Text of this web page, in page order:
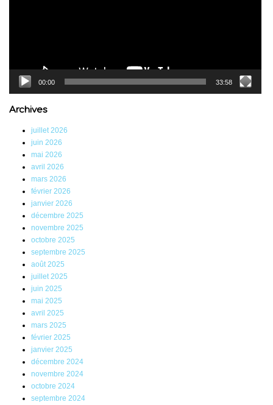
00:00 33:58
Archives
juillet 2026
juin 2026
mai 2026
avril 2026
mars 2026
février 2026
janvier 2026
décembre 2025
novembre 2025
octobre 2025
septembre 2025
août 2025
juillet 2025
juin 2025
mai 2025
avril 2025
mars 2025
février 2025
janvier 2025
décembre 2024
novembre 2024
octobre 2024
septembre 2024